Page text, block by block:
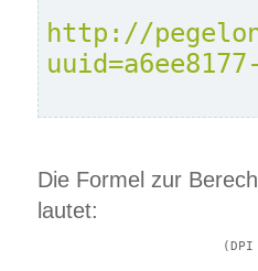
http://
Die Formel zur
lautet: